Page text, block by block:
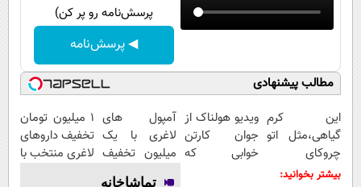
پرسش‌نامه رو پر کن)
◀ پرسش‌نامه
مطالب پیشنهادی
این کرم
گیاهی،مثل اتو
چروکای
پوستتوصاف
ویدیو هولناک از
جوان کارتن
خوابی که
آمپول های
لاغری با یک
میلیون تخفیف
| ارسال از
۱ میلیون تومان
تخفیف داروهای
لاغری منتخب با
بیشتر بخوانید: تماشاخانه